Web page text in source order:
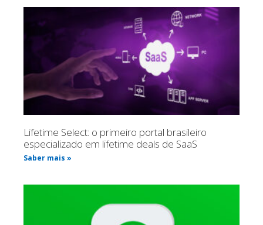
Lifetime Select: o primeiro portal brasileiro
especializado em lifetime deals de SaaS
Saber mais »